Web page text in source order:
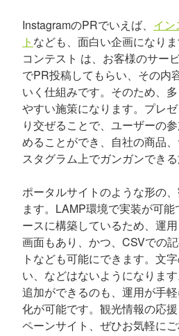
InstagramのPRでいえば、 イン
ト なども、面白い企画になり
コンテスト は、お客様のサー
でPR投稿してもらい、その内
いく仕組みです。そのため、
やすい施策になります。プレ
り交ぜることで、ユーザーの
めることができ、自社の商品
スタグラム上でガンガンできる
ポータルサイトのような形の
ます。LAMP環境で実装が可
ースに構築しているため、運
画面もあり、かつ、CSVでの
トなども可能にできます。文
い、などはないようになりま
追加ができるのも、運用が手
化が可能です。観光情報の応
ペーンサイト、ぜひお気軽にご